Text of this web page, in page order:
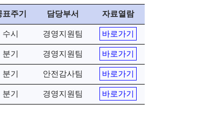
표주기 담당부서 자료열람
수시 경영지원팀 바로가기
분기 경영지원팀 바로가기
분기 안전감사팀 바로가기
분기 경영지원팀 바로가기